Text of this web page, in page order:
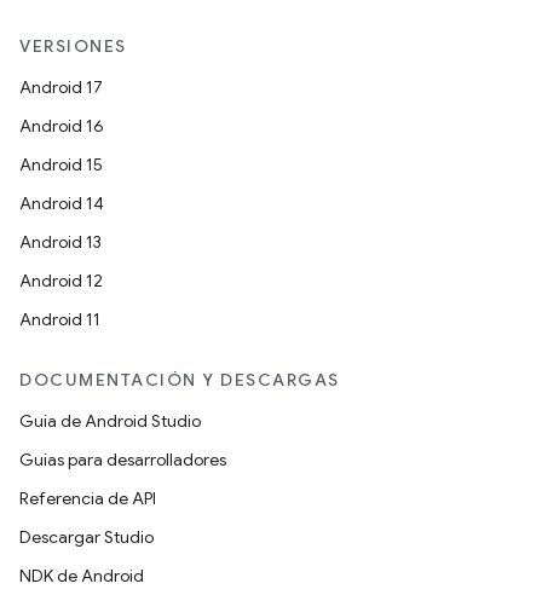
VERSIONES
Android 17
Android 16
Android 15
Android 14
Android 13
Android 12
Android 11
DOCUMENTACIÓN Y DESCARGAS
Guía de Android Studio
Guías para desarrolladores
Referencia de API
Descargar Studio
NDK de Android